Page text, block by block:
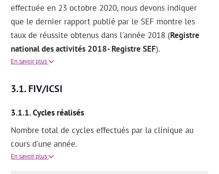
effectuée en 23 octobre 2020, nous devons indiquer
que le dernier rapport publié par le SEF montre les
taux de réussite obtenus dans l'année 2018 (Registre
national des activités 2018- Registre SEF).
En savoir plus
FIV/ICSI
Cycles réalisés
Nombre total de cycles effectués par la clinique au
cours d'une année.
En savoir plus